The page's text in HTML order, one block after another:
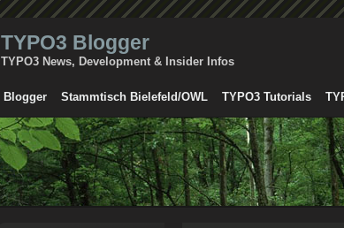
TYPO3 Blogger
TYPO3 News, Development & Insider Infos
Blogger Stammtisch Bielefeld/OWL TYPO3 Tutorials